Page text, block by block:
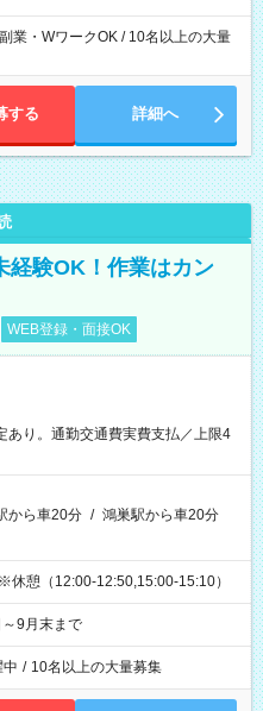
業・WワークOK / 10名以上の大量
する 詳細へ
経験OK！作業はカン
WEB登録・面接OK
あり。通勤交通費実費支払／上限4
から車20分 / 鴻巣駅から車20分
憩（12:00-12:50,15:00-15:10）
9月末まで
/ 10名以上の大量募集